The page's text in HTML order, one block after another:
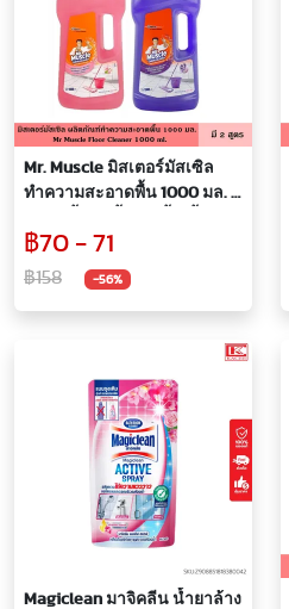
Mr. Muscle มิสเตอร์มัสเซิล
ทำความสะอาดพื้น 1000 มล. มี
ทำความสะอาด ขจัดคราบ
สกปรก ฆ่าเชื้อแบคทีเรีย
฿70 - 71
฿158 -56%
Magiclean มาจิคลีน น้ำยาล้าง